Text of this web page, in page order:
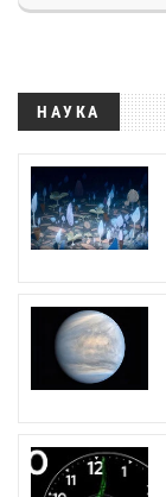
НАУКА